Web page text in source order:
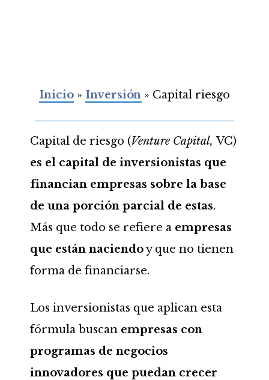
Inicio» Inversión » Capital riesgo
Capital de riesgo (Venture Capital,VC)
es el capital de inversionistas que
financian empresas sobre la base
de una porción parcial de estas.
Más que todo se refiere a empresas
que están naciendoy que no tienen
forma de financiarse.
Los inversionistas que aplican esta
fórmula buscan empresas con
programas de negocios
innovadores que puedan crecer